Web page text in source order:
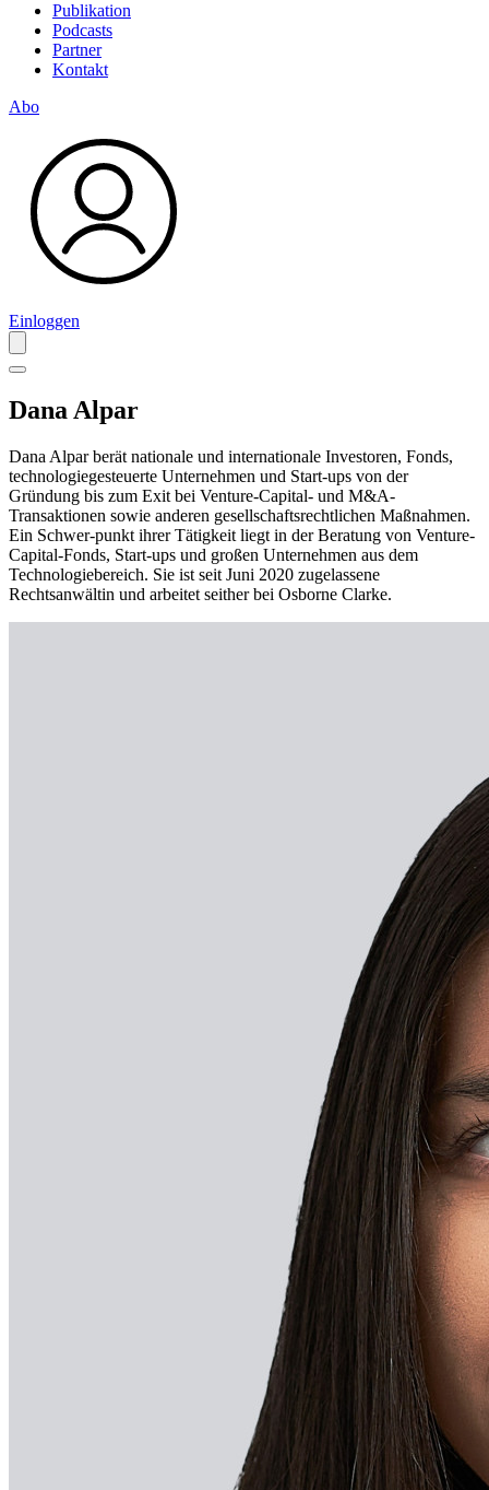
Publikation
Podcasts
Partner
Kontakt
Abo
Einloggen
Dana Alpar
Dana Alpar berät nationale und internationale Investoren, Fonds,
technologiegesteuerte Unternehmen und Start-ups von der
Gründung bis zum Exit bei Venture-Capital- und M&A-
Transaktionen sowie anderen gesellschaftsrechtlichen Maßnahmen.
Ein Schwer-punkt ihrer Tätigkeit liegt in der Beratung von Venture-
Capital-Fonds, Start-ups und großen Unternehmen aus dem
Technologiebereich. Sie ist seit Juni 2020 zugelassene
Rechtsanwältin und arbeitet seither bei Osborne Clarke.